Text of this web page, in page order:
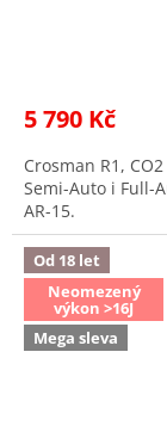
5 790 Kč
Crosman R1,
Semi-Auto i Full-
AR-15.
Od 18 let
Neomezený
výkon >16J
Mega sleva